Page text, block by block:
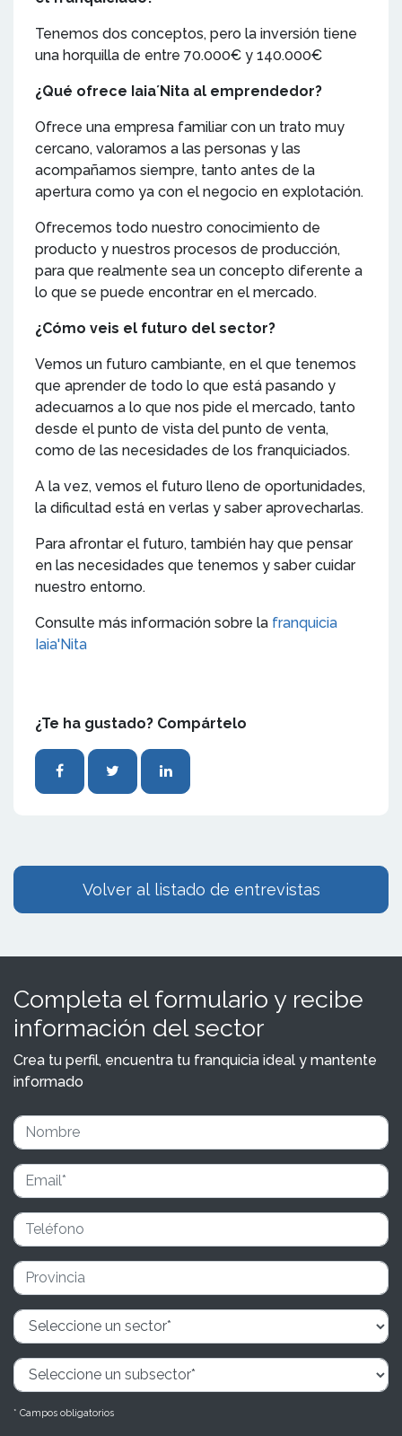
Tenemos dos conceptos, pero la inversión tiene
una horquilla de entre 70.000€ y 140.000€
¿Qué ofrece Iaia´Nita al emprendedor?
Ofrece una empresa familiar con un trato muy
cercano, valoramos a las personas y las
acompañamos siempre, tanto antes de la
apertura como ya con el negocio en explotación.
Ofrecemos todo nuestro conocimiento de
producto y nuestros procesos de producción,
para que realmente sea un concepto diferente a
lo que se puede encontrar en el mercado.
¿Cómo veis el futuro del sector?
Vemos un futuro cambiante, en el que tenemos
que aprender de todo lo que está pasando y
adecuarnos a lo que nos pide el mercado, tanto
desde el punto de vista del punto de venta,
como de las necesidades de los franquiciados.
A la vez, vemos el futuro lleno de oportunidades,
la dificultad está en verlas y saber aprovecharlas.
Para afrontar el futuro, también hay que pensar
en las necesidades que tenemos y saber cuidar
nuestro entorno.
Consulte más información sobre la franquicia
Iaia'Nita
¿Te ha gustado? Compártelo
Volver al listado de entrevistas
Completa el formulario y recibe
información del sector
Crea tu perfil, encuentra tu franquicia ideal y mantente
informado
* Campos obligatorios